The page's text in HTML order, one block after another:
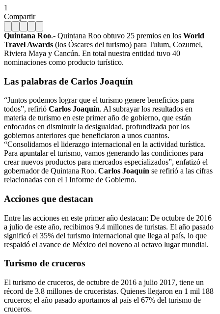
1
Compartir
Quintana Roo.- Quintana Roo obtuvo 25 premios en los World
Travel Awards (los Óscares del turismo) para Tulum, Cozumel,
Riviera Maya y Cancún. En total nuestra entidad tuvo 40
nominaciones como producto turístico.
Las palabras de Carlos Joaquín
“Juntos podemos lograr que el turismo genere beneficios para
todos”, refirió Carlos Joaquín. Al subrayar los resultados en
materia de turismo en este primer año de gobierno, que están
enfocados en disminuir la desigualdad, profundizada por los
gobiernos anteriores que beneficiaron a unos cuantos.
“Consolidamos el liderazgo internacional en la actividad turística.
Para apuntalar el turismo, vamos generando las condiciones para
crear nuevos productos para mercados especializados”, enfatizó el
gobernador de Quintana Roo. Carlos Joaquín se refirió a las cifras
relacionadas con el I Informe de Gobierno.
Acciones que destacan
Entre las acciones en este primer año destacan: De octubre de 2016
a julio de este año, recibimos 9.4 millones de turistas. El año pasado
significó el 35% del turismo internacional que llega al país, lo que
respaldó el avance de México del noveno al octavo lugar mundial.
Turismo de cruceros
El turismo de cruceros, de octubre de 2016 a julio 2017, tiene un
récord de 3.8 millones de cruceristas. Quienes llegaron en 1 mil 188
cruceros; el año pasado aportamos al país el 67% del turismo de
cruceros.